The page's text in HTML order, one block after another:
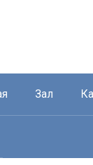
Зал